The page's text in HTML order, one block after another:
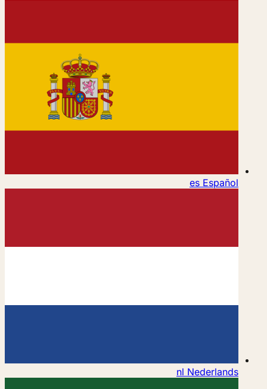
esEspañol
nlNederlands